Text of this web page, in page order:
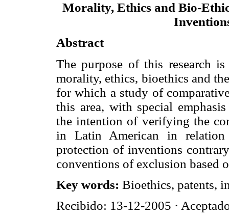
Morality, Ethics and Bio-
Abstract
The purpose of this research
morality, ethics, bioethics and
for which a study of
this area, with special
the intention of verifying the
in Latin American in
protection of inventions
conventions of exclusion based
Key words: Bioethics, patents,
Recibido: 13-12-2005 ·